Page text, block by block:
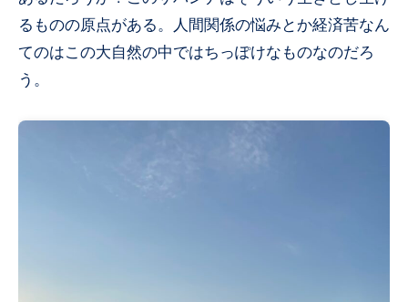
るものの原点がある。人間関係の悩みとか経済苦なん
てのはこの大自然の中ではちっぽけなものなのだろ
う。